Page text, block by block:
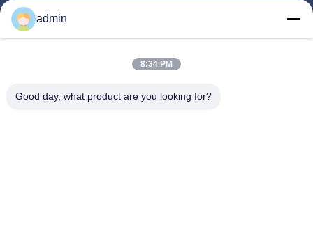
Produits
Vidéos
Visite De L'usine
admin
8:34 PM
Good day, what product are you looking for?